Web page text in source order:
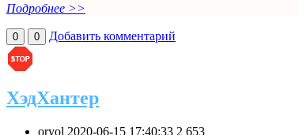
Подробнее >>
0 0 Добавить комментарий
ХэдХантер
oryol 2020-06-15 17:40:33 2 653